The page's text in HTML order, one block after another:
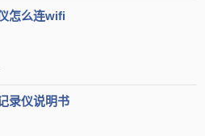
米旗下生态链企业小蚁科技，发
号称是专为发烧友设计的行车记
集合了目前市场上行车记录仪的
怎么连wifi
录仪说明书